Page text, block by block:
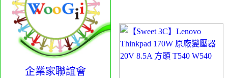
企業家聯誼會